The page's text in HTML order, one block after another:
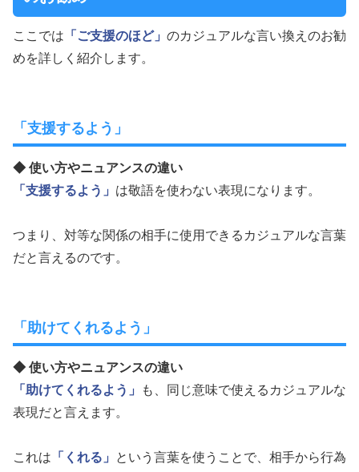
ここでは 「ご支援のほど」 のカジュアルな言い換えのお勧
めを詳しく紹介します。
「支援するよう」
◆ 使い方やニュアンスの違い
「支援するよう」 は敬語を使わない表現になります。
つまり、対等な関係の相手に使用できるカジュアルな言葉
だと言えるのです。
「助けてくれるよう」
◆ 使い方やニュアンスの違い
「助けてくれるよう」
も、同じ意味で使えるカジュアルな
表現だと言えます。
これは 「くれる」
という言葉を使うことで、相手から行為